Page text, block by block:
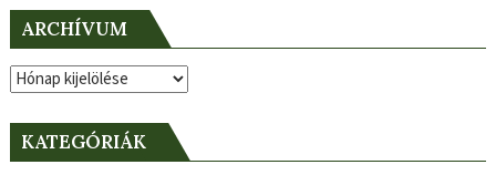
ARCHÍVUM
Archívum
KATEGÓRIÁK